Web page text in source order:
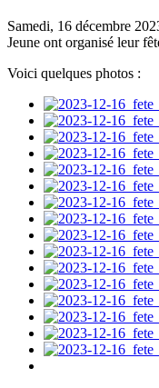
Samedi, 16 décembre
Jeune ont organisé leur
Voici quelques photos :